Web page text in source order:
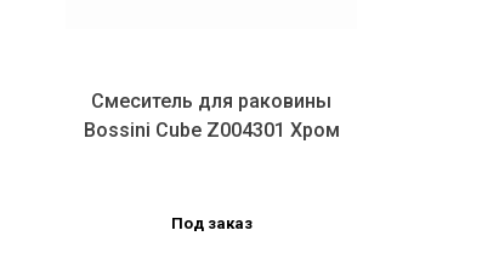
Смеситель для раковины
Bossini Cube Z004301 Хром
Под заказ